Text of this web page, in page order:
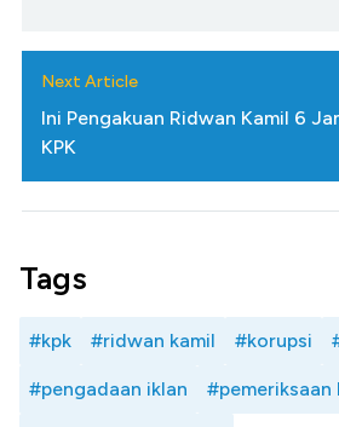
Next Article
Ini Pengakuan Ridwan Kamil 6
KPK
Tags
#kpk #ridwan kamil #korupsi
#pengadaan iklan #pemeriksaan